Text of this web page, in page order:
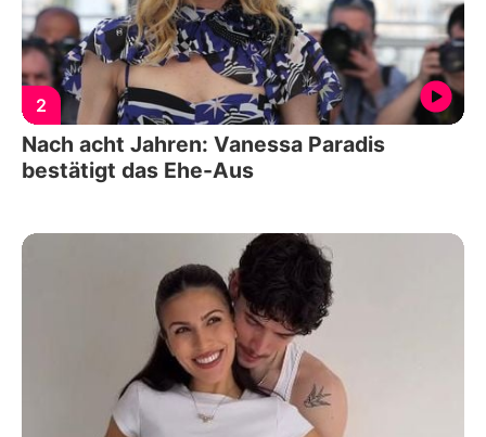
2
Nach acht Jahren: Vanessa Paradis
bestätigt das Ehe-Aus